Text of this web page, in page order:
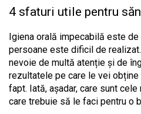
4 sfaturi utile pentru
Igiena orală impecabilă este
persoane este dificil de
nevoie de multă atenție și de
rezultatele pe care le vei
fapt. Iată, așadar, care sunt
care trebuie să le faci pentru o